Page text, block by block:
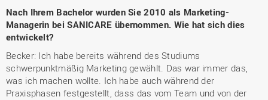
Nach Ihrem Bachelor wurden Sie 2010 als Marketing-
Managerin bei SANICARE übernommen. Wie hat sich dies
entwickelt?
Becker: Ich habe bereits während des Studiums
schwerpunktmäßig Marketing gewählt. Das war immer das,
was ich machen wollte. Ich habe auch während der
Praxisphasen festgestellt, dass das vom Team und von der